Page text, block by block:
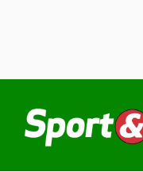
contenuto